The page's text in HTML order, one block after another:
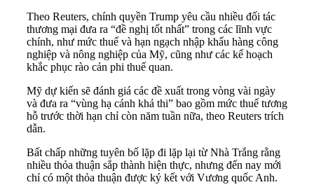
Theo Reuters, chính quyền Trump yêu cầu nhiều đối tác
thương mại đưa ra “đề nghị tốt nhất” trong các lĩnh vực
chính, như mức thuế và hạn ngạch nhập khẩu hàng công
nghiệp và nông nghiệp của Mỹ, cũng như các kế hoạch
khắc phục rào cản phi thuế quan.
Mỹ dự kiến sẽ đánh giá các đề xuất trong vòng vài ngày
và đưa ra “vùng hạ cánh khả thi” bao gồm mức thuế tương
hỗ trước thời hạn chỉ còn năm tuần nữa, theo Reuters trích
dẫn.
Bất chấp những tuyên bố lặp đi lặp lại từ Nhà Trắng rằng
nhiều thỏa thuận sắp thành hiện thực, nhưng đến nay mới
chỉ có một thỏa thuận được ký kết với Vương quốc Anh.